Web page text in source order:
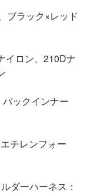
ブラック×レッド
イロン、210Dナ
ックインナー
チレンフォー
ダーハーネス：